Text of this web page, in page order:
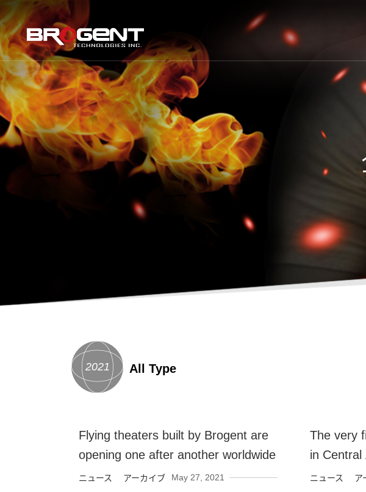
2021 All Type
Flying theaters built by Brogent are
opening one after another worldwide
ニュース アーカイブ May 27, 2021
The very
in Central
ニュース ア